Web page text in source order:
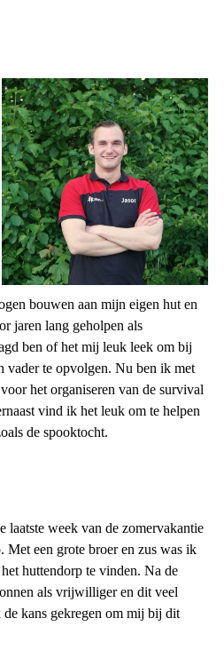
bouwen aan mijn eigen hut en
jaren lang geholpen als
ben of het mij leuk leek om bij
vader te opvolgen. Nu ben ik met
het organiseren van de survival
vind ik het leuk om te helpen
de spooktocht.
laatste week van de zomervakantie
een grote broer en zus was ik
huttendorp te vinden. Na de
als vrijwilliger en dit veel
kans gekregen om mij bij dit